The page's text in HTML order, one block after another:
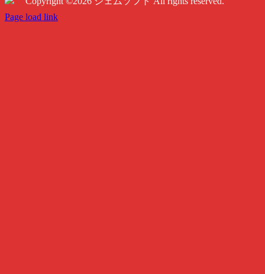
Twitter
Instagram
Facebook
Page load link